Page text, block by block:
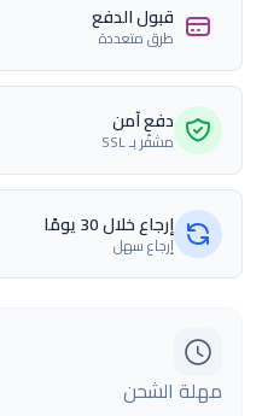
قبول الدفع
طرق متعددة
دفع آمن
مشفّر بـ SSL
إرجاع خلال 30 يومًا
إرجاع سهل
مهلة الشحن